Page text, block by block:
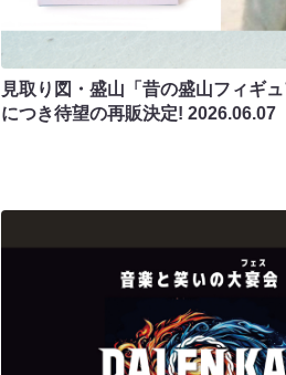
見取り図・盛山「昔の盛山フィギ
につき待望の再販決定!2026.06.07